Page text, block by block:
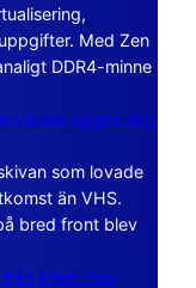
Med Zen
DDR4-minne
visade vägen mot
som lovade
än VHS.
bred front blev
tiden före